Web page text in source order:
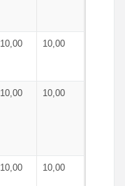
10,00 10,00
10,00 10,00
10,00 10,00